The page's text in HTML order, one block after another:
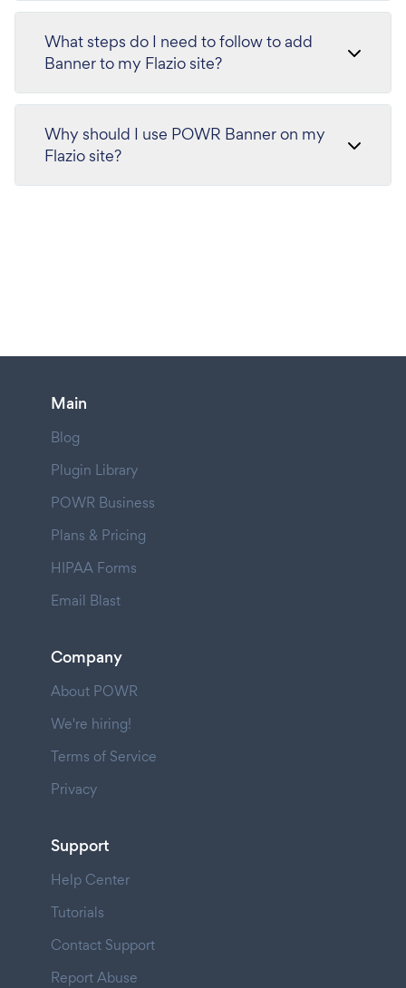
What steps do I need to follow to add
Banner to my Flazio site?
Why should I use POWR Banner on my
Flazio site?
Main
Blog
Plugin Library
POWR Business
Plans & Pricing
HIPAA Forms
Email Blast
Company
About POWR
We're hiring!
Terms of Service
Privacy
Support
Help Center
Tutorials
Contact Support
Report Abuse